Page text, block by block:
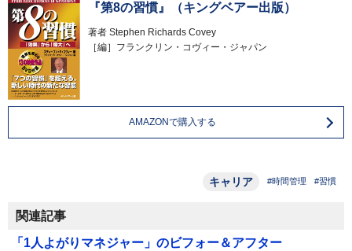
『第8の習慣』（キングベアー出版）
著者 Stephen Richards Covey
［編］フランクリン・コヴィー・ジャパン
AMAZONで購入する
キャリア #時間管理 #習慣
関連記事
「1人よがりマネジャー」のビフォー＆アフター